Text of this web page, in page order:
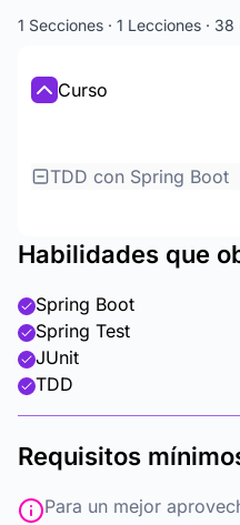
1 Secciones · 1 Lecciones ·
Curso
TDD con Spring Boot
Habilidades que
Spring Boot
Spring Test
JUnit
TDD
Requisitos
Para un mejor